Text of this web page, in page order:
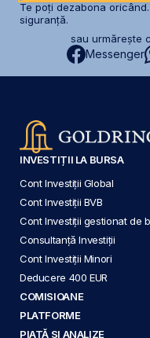
Te poți dezabona
siguranță.
sau urmărește
Messenger
INVESTIȚII LA BURSA
Cont Investiții Global
Cont Investiții BVB
Cont Investiții gestionat de
Consultanță Investiții
Cont Investiții Minori
Deducere 400 EUR
COMISIOANE
PLATFORME
PIAȚĂ ȘI ANALIZE